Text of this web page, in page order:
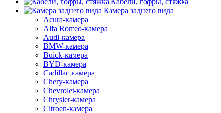
Кабели, гофры, стяжка
Камера заднего вида
Acura-камера
Alfa Romeo-камера
Audi-камера
BMW-камера
Buick-камера
BYD-камера
Cadillac-камера
Chery-камера
Chevrolet-камера
Chrysler-камера
Citroen-камера